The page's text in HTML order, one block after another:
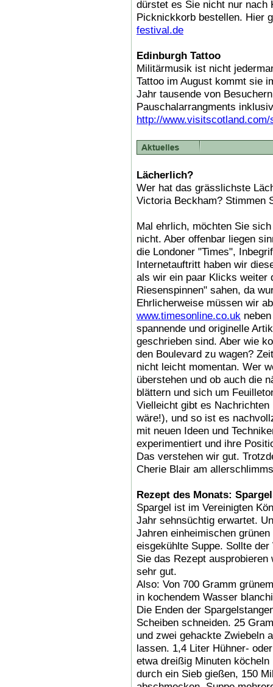
dürstet es Sie nicht nur nach
Picknickkorb bestellen. Hier
festival.de
Edinburgh Tattoo
Militärmusik ist nicht
Tattoo im August kommt sie
Jahr tausende von
Pauschalarrangments
http://
Lächerlich?
Wer hat das grässlichste
Victoria Beckham? Stimmen
Mal ehrlich, möchten Sie
nicht. Aber offenbar liegen
die Londoner "Times",
Internetauftritt haben wir
als wir ein paar Klicks weiter
Riesenspinnen" sahen, da
Ehrlicherweise müssen wir
www.timesonline.co.uk
spannende und originelle
geschrieben sind. Aber wie
den Boulevard zu wagen?
nicht leicht momentan. Wer
überstehen und ob auch die
blättern und sich um
Vielleicht gibt es
wäre!), und so ist es
mit neuen Ideen und
experimentiert und ihre
Das verstehen wir gut.
Cherie Blair am
Rezept des Monats:
Spargel ist im Vereinigten
Jahr sehnsüchtig erwartet.
Jahren einheimischen
eisgekühlte Suppe. Sollte
Sie das Rezept
sehr gut.
Also: Von 700 Gramm
in kochendem Wasser
Die Enden der
Scheiben schneiden. 25
und zwei gehackte Zwiebeln
lassen. 1,4 Liter Hühner-
etwa dreißig Minuten
durch ein Sieb gießen, 150